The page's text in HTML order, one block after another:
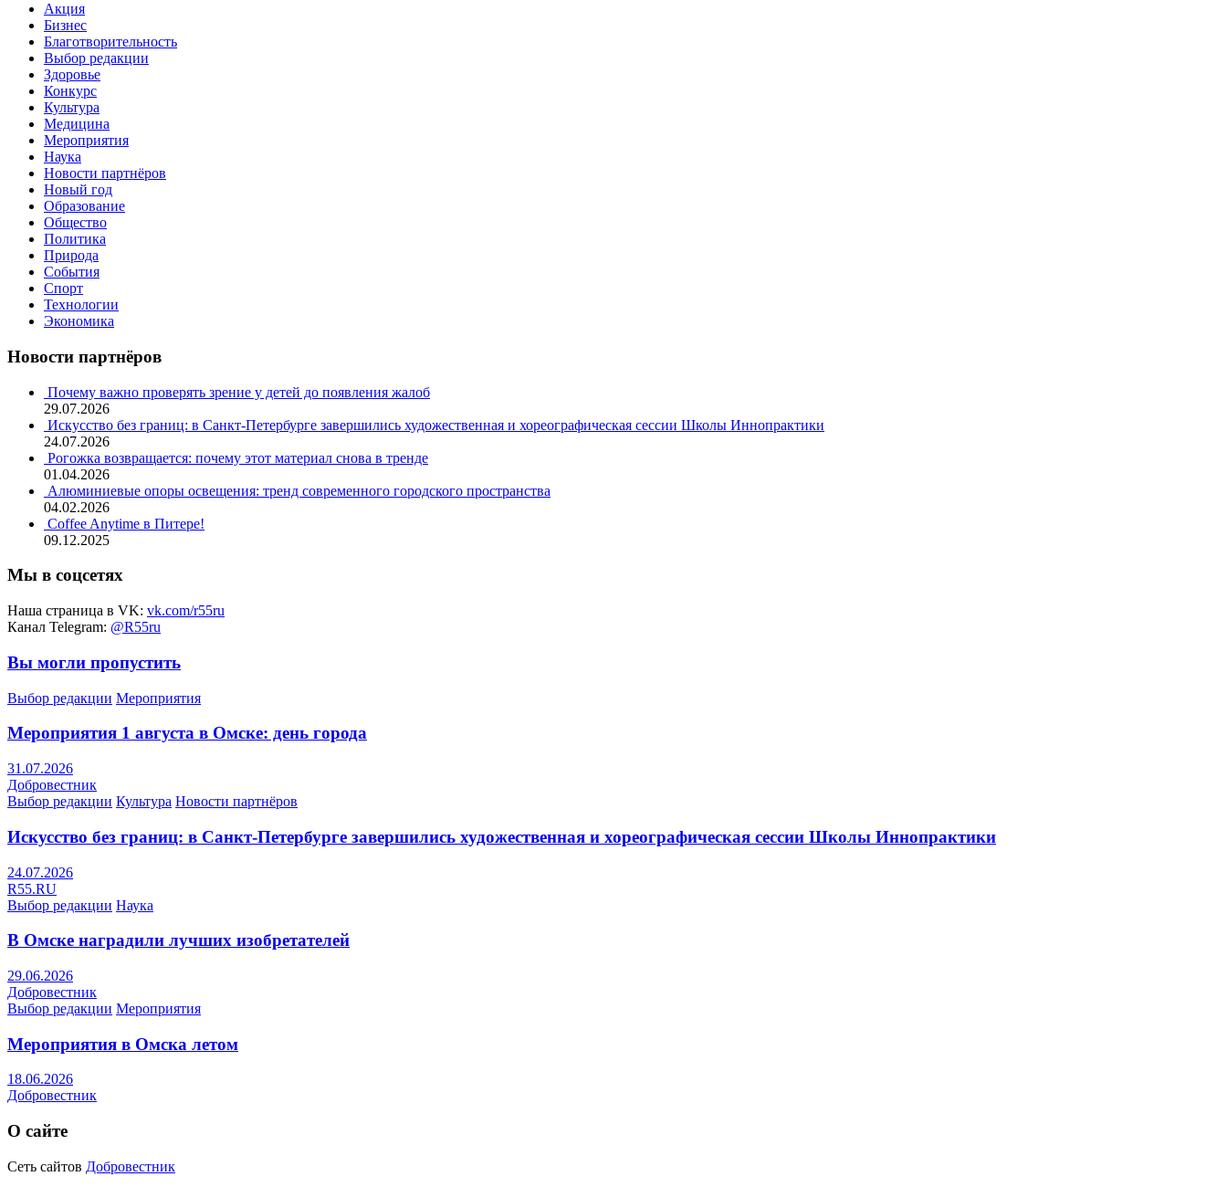
Акция
Бизнес
Благотворительность
Выбор редакции
Здоровье
Конкурс
Культура
Медицина
Мероприятия
Наука
Новости партнёров
Новый год
Образование
Общество
Политика
Природа
События
Спорт
Технологии
Экономика
Новости партнёров
Почему важно проверять зрение у детей до появления жалоб
29.07.2026
Искусство без границ: в Санкт-Петербурге завершились художественная и хореографическая сессии Школы Иннопрактики
24.07.2026
Рогожка возвращается: почему этот материал снова в тренде
01.04.2026
Алюминиевые опоры освещения: тренд современного городского пространства
04.02.2026
Coffee Anytime в Питере!
09.12.2025
Мы в соцсетях
Наша страница в VK: vk.com/r55ru
Канал Telegram: @R55ru
Вы могли пропустить
Выбор редакции Мероприятия
Мероприятия 1 августа в Омске: день города
31.07.2026
Добровестник
Выбор редакции Культура Новости партнёров
Искусство без границ: в Санкт-Петербурге завершились художественная и хореографическая сессии Школы Иннопрактики
24.07.2026
R55.RU
Выбор редакции Наука
В Омске наградили лучших изобретателей
29.06.2026
Добровестник
Выбор редакции Мероприятия
Мероприятия в Омска летом
18.06.2026
Добровестник
О сайте
Сеть сайтов Добровестник